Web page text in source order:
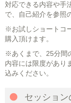
対応できる内容や手
で、自己紹介を参照
※お試しショートコ
購入頂けます。
※あくまで、25分間
内容には限度があり
込みください。
セッショ